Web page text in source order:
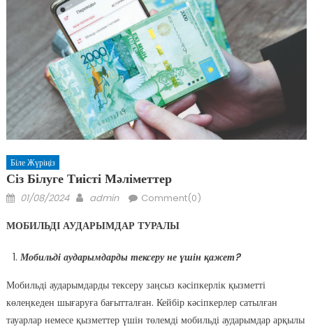
Біле Жүріңіз
Сіз Білуге Тиісті Мәліметтер
Posted
01/08/2024 Author
admin Comment(0)
МОБИЛЬДІ АУДАРЫМДАР ТУРАЛЫ
Мобильді аударымдарды тексеру не үшін қажет?
Мобильді аударымдарды тексеру заңсыз кәсіпкерлік қызметті
көлеңкеден шығаруға бағытталған. Кейбір кәсіпкерлер сатылған
тауарлар немесе қызметтер үшін төлемді мобильді аударымдар арқылы